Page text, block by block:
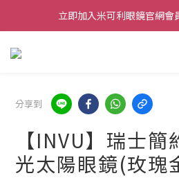
立即加入米可利眼鏡官網會
分享到
【INVU】瑞士
光太陽眼鏡(玫瑰